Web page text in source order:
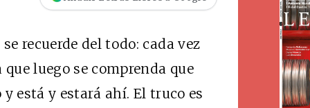
recuerde del todo: cada vez
luego se comprenda que
está y estará ahí. El truco es